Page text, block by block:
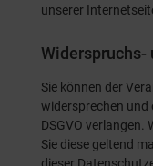
unserer
Sie können der
widersprechen und
DSGVO verlangen.
Sie diese geltend